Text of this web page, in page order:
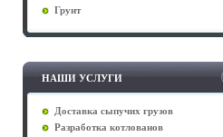
Грунт
НАШИ УСЛУГИ
Доставка сыпучих грузов
Разработка котлованов